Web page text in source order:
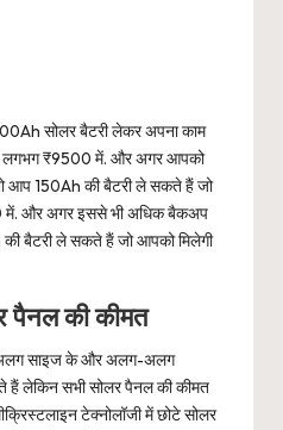
सोलर बैटरी लेकर अपना काम
लगभग ₹9500 में. और अगर आपको
150Ah की बैटरी ले सकते हैं जो
में. और अगर इससे भी अधिक बैकअप
बैटरी ले सकते हैं जो आपको मिलेगी
पैनल की कीमत
साइज के और अलग-अलग
हैं लेकिन सभी सोलर पैनल की कीमत
टेक्नोलॉजी में छोटे सोलर